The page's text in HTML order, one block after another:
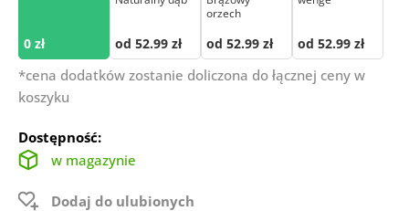
0 zł od 52.99 zł
orzech
od 52.99 zł od 52.99 zł
*cena dodatków zostanie doliczona do łącznej ceny w
koszyku
Dostępność:
w magazynie
Dodaj do ulubionych